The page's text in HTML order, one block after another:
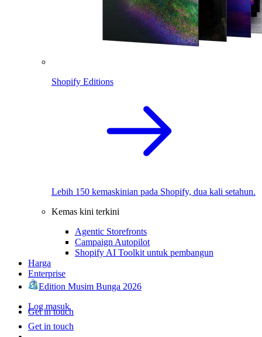
Shopify Editions
Lebih 150 kemaskinian pada Shopify, dua kali setahun.
Kemas kini terkini
Agentic Storefronts
Campaign Autopilot
Shopify AI Toolkit untuk pembangun
Harga
Enterprise
Edition Musim Bunga 2026
Log masuk
Get in touch
Get in touch